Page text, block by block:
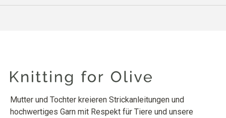
Mutter und Tochter kreieren Strickanleitungen und
hochwertiges Garn mit Respekt für Tiere und unsere